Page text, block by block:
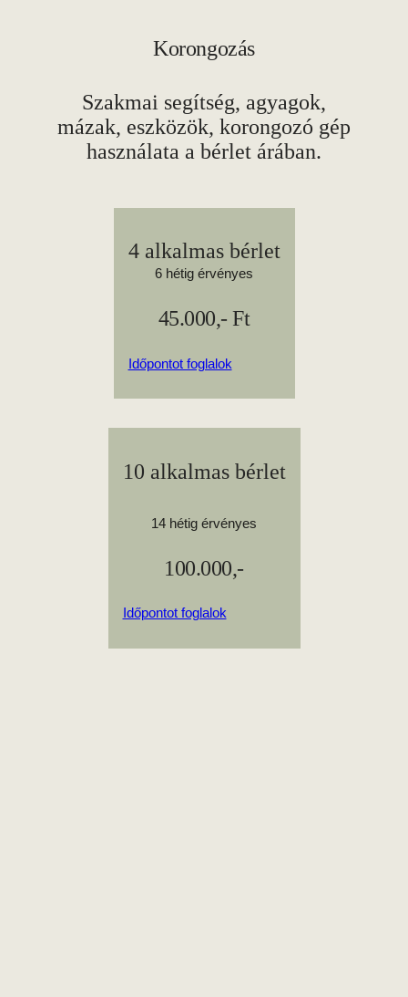
Korongozás
Szakmai segítség, agyagok,
mázak, eszközök, korongozó gép
használata a bérlet árában.
4 alkalmas bérlet
6 hétig érvényes
45.000,- Ft
Időpontot foglalok
10 alkalmas bérlet
14 hétig érvényes
100.000,-
Időpontot foglalok